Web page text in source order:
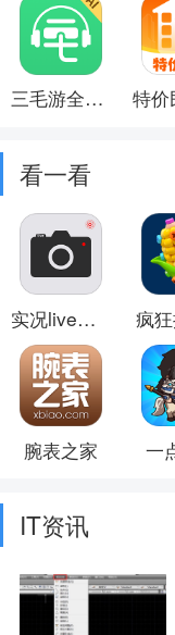
三毛游全球景点讲解语音导游
看一看
实况live相机 疯
腕表之家 一
IT资讯